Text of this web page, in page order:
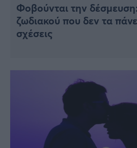
Φοβούνται την
ζωδιακού που δεν τα
σχέσεις